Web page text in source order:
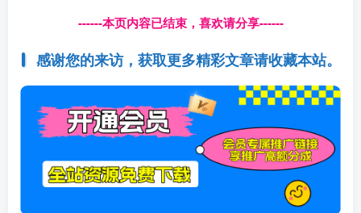
------本页内容已结束，喜欢请分享------
感谢您的来访，获取更多精彩文章请收藏本站。